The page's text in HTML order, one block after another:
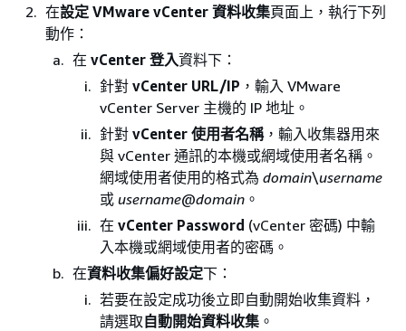
在設定 VMware vCenter 資料收集頁面上，執行下列
動作：
在 vCenter 登入資料下：
針對 vCenter URL/IP ，輸入 VMware
vCenter Server 主機的 IP 地址。
針對 vCenter 使用者名稱，輸入收集器用來
與 vCenter 通訊的本機或網域使用者名稱。
網域使用者使用的格式為 domain\username
或 username@domain 。
在 vCenter Password (vCenter 密碼) 中輸
入本機或網域使用者的密碼。
在資料收集偏好設定下：
若要在設定成功後立即自動開始收集資料，
請選取自動開始資料收集 。